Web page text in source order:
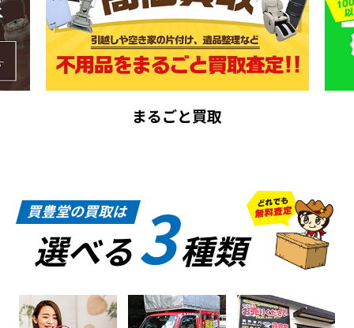
まるごと買取
買豊堂の買取は
選べる3種類